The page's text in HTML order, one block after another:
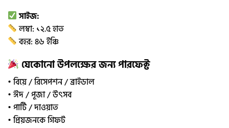
সাইজ:
লম্বা: ১২.৫ হাত
বহর: ৪৬ ইঞ্চি
যেকোনো উপলক্ষের জন্য পারফেক্ট
• বিয়ে / রিসেপশন / ব্রাইডাল
• ঈদ / পূজা / উৎসব
• পার্টি / দাওয়াত
• প্রিয়জনকে গিফট